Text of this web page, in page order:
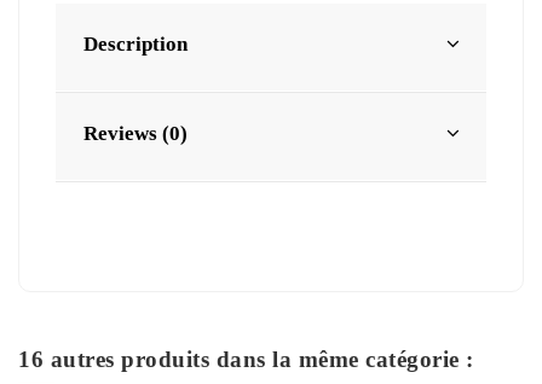
Description
Reviews (0)
16 autres produits dans la même catégorie :